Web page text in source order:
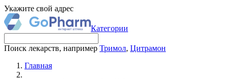
Укажите свой адрес
Категории
Поиск лекарств, например Тримол, Цитрамон
Главная